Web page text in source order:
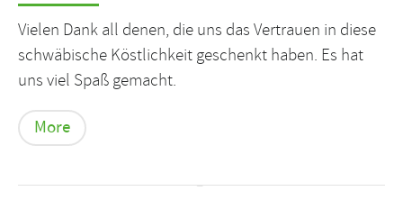
Vielen Dank all denen, die uns das Vertrauen in diese
schwäbische Köstlichkeit geschenkt haben. Es hat
uns viel Spaß gemacht.
More